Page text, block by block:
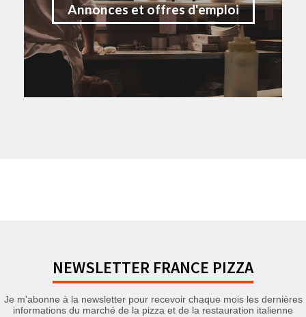
Annonces et offres d'emploi
NEWSLETTER FRANCE PIZZA
Je m'abonne à la newsletter pour recevoir chaque mois les dernières
informations du marché de la pizza et de la restauration italienne